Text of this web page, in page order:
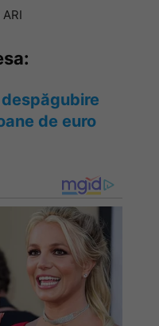
de euro